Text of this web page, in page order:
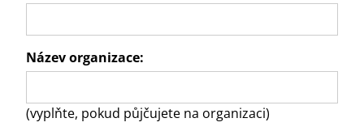
Název organizace:
(vyplňte, pokud půjčujete na organizaci)